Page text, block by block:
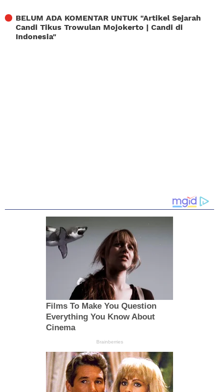
BELUM ADA KOMENTAR UNTUK "Artikel Sejarah
Candi Tikus Trowulan Mojokerto | Candi di
Indonesia"